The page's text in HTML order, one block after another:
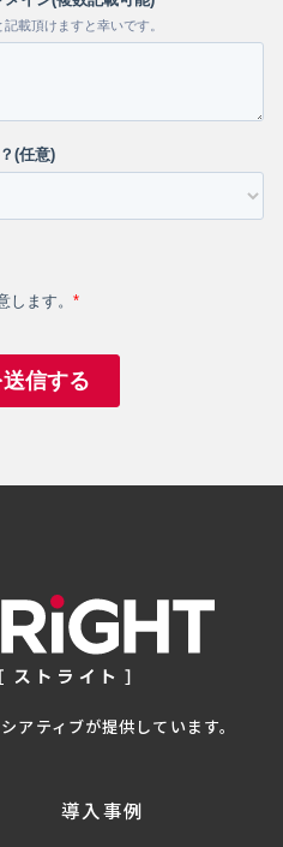
アティブが提供しています。
導入事例